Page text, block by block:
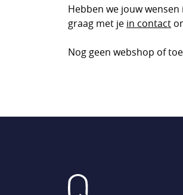
Hebben we jouw
graag met je in contact
Nog geen webshop of